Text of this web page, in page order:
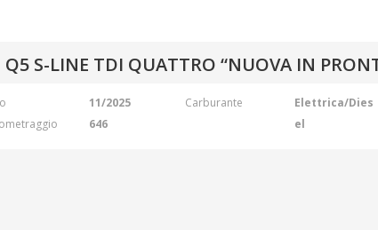
S-LINE TDI QUATTRO “NUOVA IN
11/2025
646
Carburante
Elettrica/Dies
el